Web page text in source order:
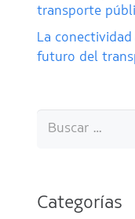
transporte
La
futuro del
Buscar:
Categorías